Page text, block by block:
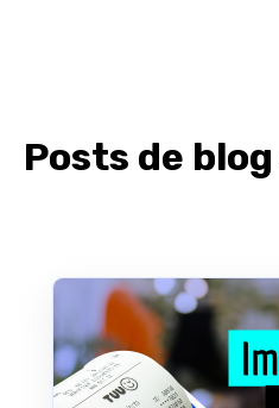
Posts de